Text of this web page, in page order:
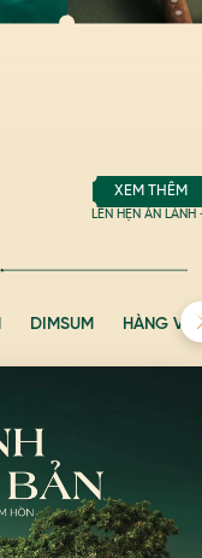
XEM THÊM
LÊN HẸN ĂN LÀNH
DIMSUM HÀNG